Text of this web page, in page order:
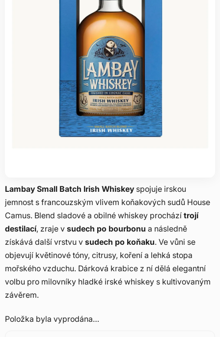
Lambay Small Batch Irish Whiskey spojuje irskou
jemnost s francouzským vlivem koňakových sudů House
Camus. Blend sladové a obilné whiskey prochází trojí
destilací, zraje v sudech po bourbonu a následně
získává další vrstvu v sudech po koňaku. Ve vůni se
objevují květinové tóny, citrusy, koření a lehká stopa
mořského vzduchu. Dárková krabice z ní dělá elegantní
volbu pro milovníky hladké irské whiskey s kultivovaným
závěrem.
Položka byla vyprodána…